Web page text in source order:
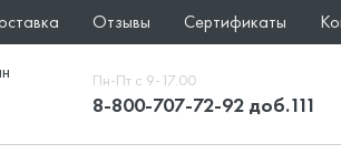
Отзывы Сертификаты
Пн-Пт с 9-17.00
8-800-707-72-92 доб.111